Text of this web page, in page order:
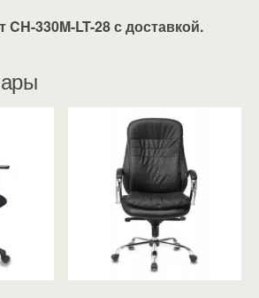
330M-LT-28 с доставкой.